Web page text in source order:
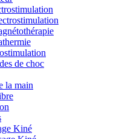
de choc
la main
Kiné